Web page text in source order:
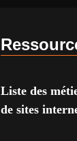
Liste des
de sites